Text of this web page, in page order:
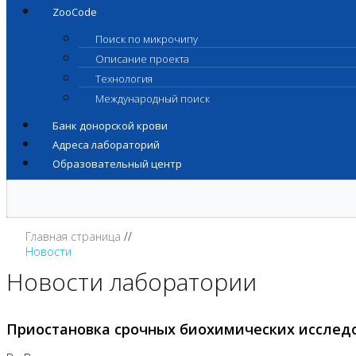
ZooCode
Поиск по микрочипу
Описание проекта
Технология
Международный поиск
Банк донорской крови
Адреса лабораторий
Образовательный центр
Главная страница
Новости
Новости лаборатории
Приостановка срочных биохимических